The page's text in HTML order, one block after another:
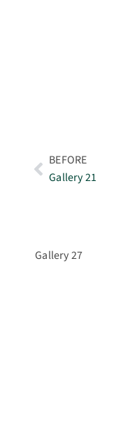
BEFORE
Gallery 21
Gallery 27